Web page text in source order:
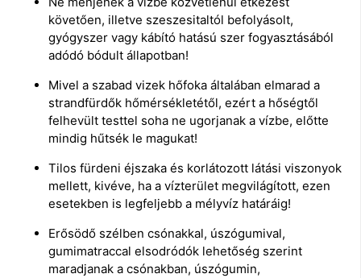
követően, illetve szeszesitaltól befolyásolt,
gyógyszer vagy kábító hatású szer fogyasztásából
adódó bódult állapotban!
Mivel a szabad vizek hőfoka általában elmarad a
strandfürdők hőmérsékletétől, ezért a hőségtől
felhevült testtel soha ne ugorjanak a vízbe, előtte
mindig hűtsék le magukat!
Tilos fürdeni éjszaka és korlátozott látási viszonyok
mellett, kivéve, ha a vízterület megvilágított, ezen
esetekben is legfeljebb a mélyvíz határáig!
Erősödő szélben csónakkal, úszógumival,
gumimatraccal elsodródók lehetőség szerint
maradjanak a csónakban, úszógumin,